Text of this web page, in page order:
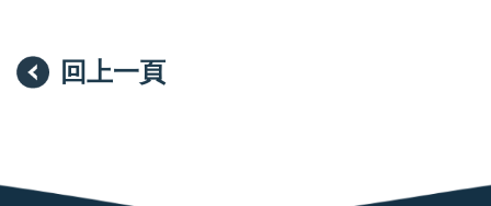
回上一頁